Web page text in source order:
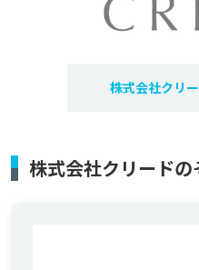
株式会社クリ
株式会社クリード